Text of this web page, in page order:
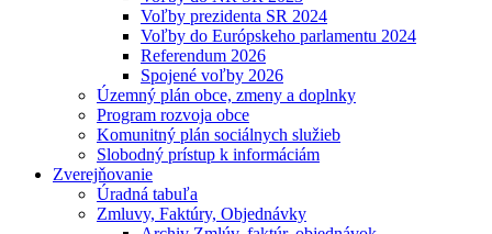
Voľby prezidenta SR 2024
Voľby do Európskeho parlamentu 2024
Referendum 2026
Spojené voľby 2026
Územný plán obce, zmeny a doplnky
Program rozvoja obce
Komunitný plán sociálnych služieb
Slobodný prístup k informáciám
Zverejňovanie
Úradná tabuľa
Zmluvy, Faktúry, Objednávky